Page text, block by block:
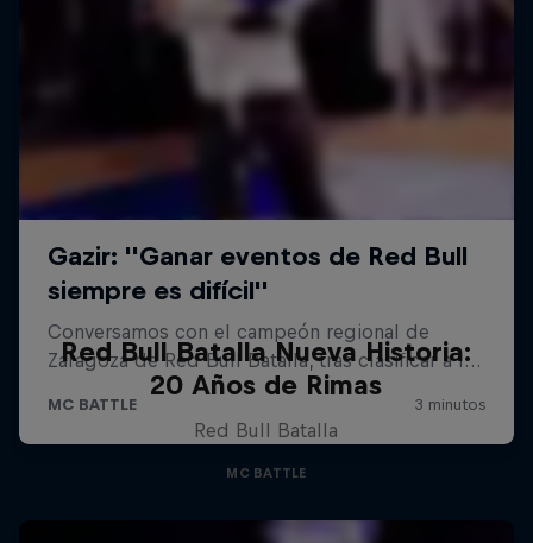
Red Bull Batalla Nueva Historia:
20 Años de Rimas
Red Bull Batalla
MC BATTLE